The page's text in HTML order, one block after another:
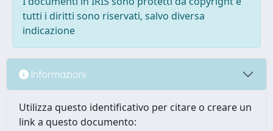
tutti i diritti sono riservati, salvo diversa
indicazione
Informazioni
Utilizza questo identificativo per citare o creare un
link a questo documento: